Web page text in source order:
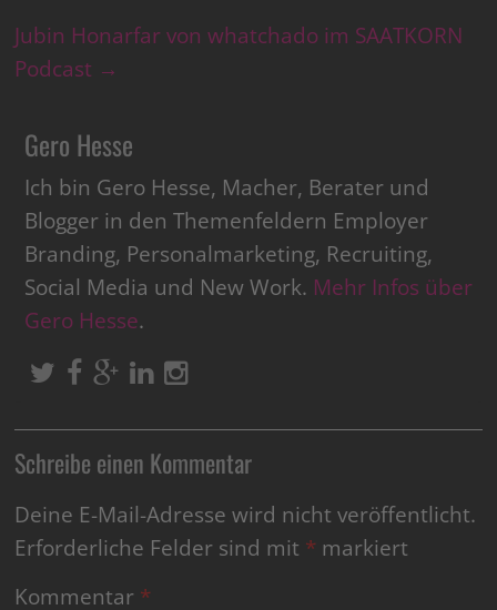
Jubin Honarfar von whatchado im SAATKORN
Podcast →
Gero Hesse
Ich bin Gero Hesse, Macher, Berater und
Blogger in den Themenfeldern Employer
Branding, Personalmarketing, Recruiting,
Social Media und New Work. Mehr Infos über
Gero Hesse.
Schreibe einen Kommentar
Deine E-Mail-Adresse wird nicht veröffentlicht.
Erforderliche Felder sind mit * markiert
Kommentar *